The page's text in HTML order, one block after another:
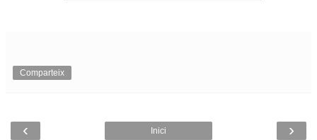
Comparteix
‹ ›
Inici